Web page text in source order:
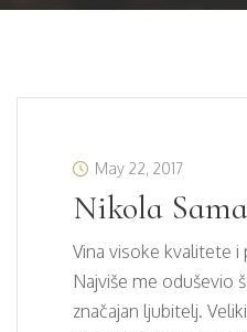
May 22, 2017
Nikola
Vina visoke kvalitete i
Najviše me oduševio
značajan ljubitelj.